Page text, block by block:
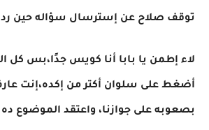
توقف صلاح عن إسترسال سؤاله حين رد
لاء إطمن يا بابا أنا كويس جدًا،بس كل
أضغط على سلوان أكتر من إكده،إنت
بصعوبه على جوازنا، واعتقد الموضوع